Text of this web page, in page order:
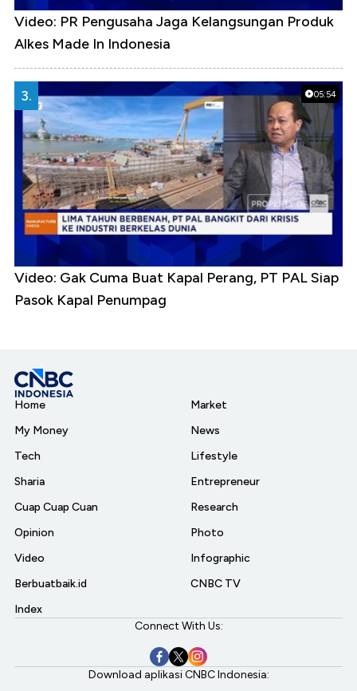
Video: PR Pengusaha Jaga Kelangsungan Produk
Alkes Made In Indonesia
05:54
3.
Video: Gak Cuma Buat Kapal Perang, PT PAL Siap
Pasok Kapal Penumpag
Home
My Money
Tech
Sharia
Cuap Cuap Cuan
Opinion
Video
Berbuatbaik.id
Index
Market
News
Lifestyle
Entrepreneur
Research
Photo
Infographic
CNBC TV
Connect With Us:
Download aplikasi CNBC Indonesia: